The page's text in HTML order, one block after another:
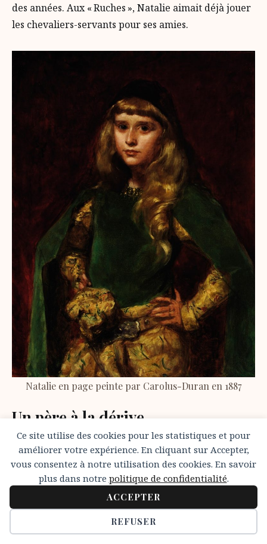
Ce site utilise des cookies pour les statistiques et pour
améliorer votre expérience. En cliquant sur Accepter,
vous consentez à notre utilisation des cookies. En savoir
plus dans notre politique de confidentialité.
ACCEPTER
REFUSER
des années. Aux « Ruches », Natalie aimait déjà jouer
les chevaliers-servants pour ses amies.
Natalie en page peinte par Carolus-Duran en 1887
Un père à la dérive
Tout au long de l’adolescence de Natalie, les relations
entre ses parents ne cessent de se dégrader.
Alcoolique, Albert est de plus en plus tyrannique et
violent. Alice, sa principale victime, met en place
diverses stratégies pour gérer au mieux ses
exigences et ses explosions de colère.